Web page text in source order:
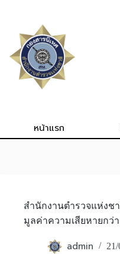
content
หน้าแรก
สำนักงานตำรวจแห่งช
มูลค่าความเสียหายกว่
admin